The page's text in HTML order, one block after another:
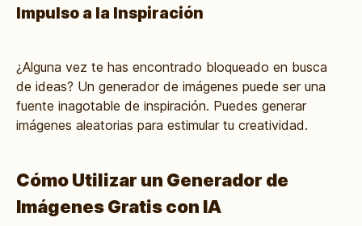
Impulso a la Inspiración
¿Alguna vez te has encontrado bloqueado en busca
de ideas? Un generador de imágenes puede ser una
fuente inagotable de inspiración. Puedes generar
imágenes aleatorias para estimular tu creatividad.
Cómo Utilizar un Generador de
Imágenes Gratis con IA